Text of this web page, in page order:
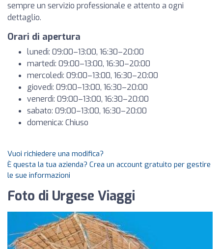
sempre un servizio professionale e attento a ogni
dettaglio.
Orari di apertura
lunedì: 09:00–13:00, 16:30–20:00
martedì: 09:00–13:00, 16:30–20:00
mercoledì: 09:00–13:00, 16:30–20:00
giovedì: 09:00–13:00, 16:30–20:00
venerdì: 09:00–13:00, 16:30–20:00
sabato: 09:00–13:00, 16:30–20:00
domenica: Chiuso
Vuoi richiedere una modifica?
È questa la tua azienda? Crea un account gratuito per gestire
le sue informazioni
Foto di Urgese Viaggi